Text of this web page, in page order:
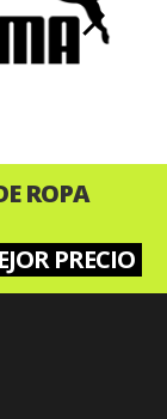
›
ROPA
PRECIO